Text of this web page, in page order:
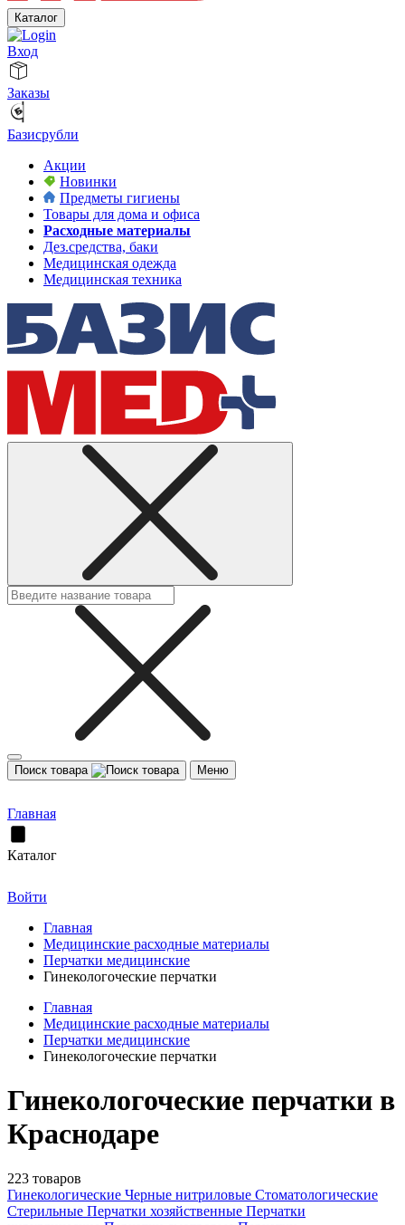
Каталог
Вход
Заказы
Базисрубли
Акции
Новинки
Предметы гигиены
Товары для дома и офиса
Расходные материалы
Дез.средства, баки
Медицинская одежда
Медицинская техника
Поиск товара Меню
Главная
Каталог
Войти
Главная
Медицинские расходные материалы
Перчатки медицинские
Гинекологоческие перчатки
Главная
Медицинские расходные материалы
Перчатки медицинские
Гинекологоческие перчатки
Гинекологоческие перчатки в
Краснодаре
223 товаров
Гинекологические Черные нитриловые Стоматологические
Стерильные Перчатки хозяйственные Перчатки